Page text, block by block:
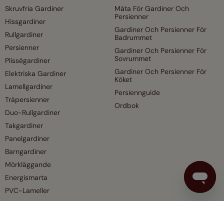
Skruvfria Gardiner
Hissgardiner
Rullgardiner
Persienner
Plisségardiner
Elektriska Gardiner
Lamellgardiner
Träpersienner
Duo-Rullgardiner
Takgardiner
Panelgardiner
Barngardiner
Mörkläggande
Energismarta
PVC-Lameller
Mäta För Gardiner Och
Persienner
Gardiner Och Persienner För
Badrummet
Gardiner Och Persienner För
Sovrummet
Gardiner Och Persienner För
Köket
Persiennguide
Ordbok